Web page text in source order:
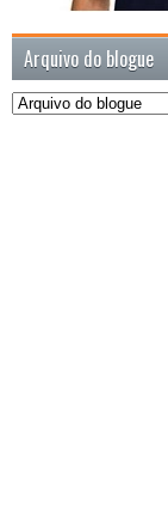
Arquivo do blogue